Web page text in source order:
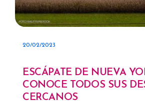
20/02/2023
ESCÁPATE DE NUEVA
CONOCE TODOS SUS
CERCANOS